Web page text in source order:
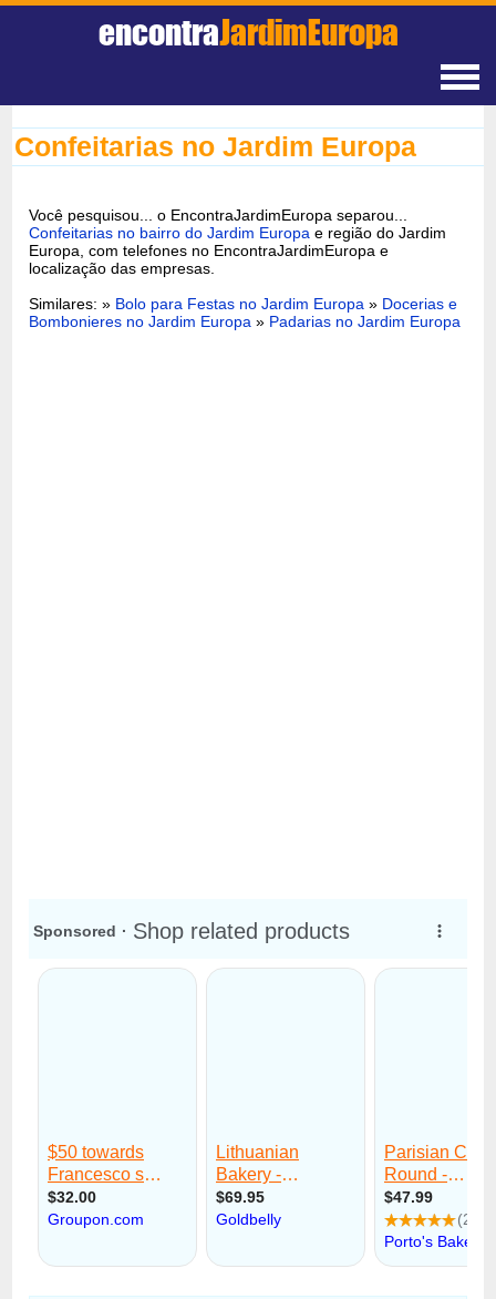
encontraJardimEuropa
Confeitarias no Jardim Europa
Você pesquisou... o EncontraJardimEuropa separou...
Confeitarias no bairro do Jardim Europa e região do Jardim
Europa, com telefones no EncontraJardimEuropa e
localização das empresas.
Similares: » Bolo para Festas no Jardim Europa » Docerias e
Bombonieres no Jardim Europa » Padarias no Jardim Europa